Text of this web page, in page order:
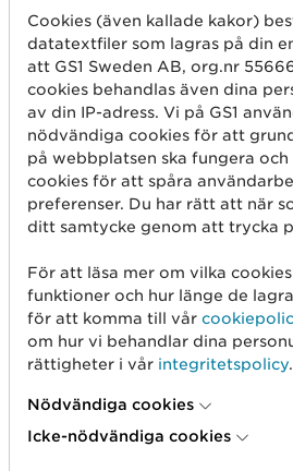
Använd GLN
Sälj på marknadsplatser
Dela artikelinformation
Mät produkten rätt
Börja med spårbarhet
Det här är vi
GS1-standarder
Användargrupper
Jobba hos oss
Cookies (även kallade kakor)
datatextfiler som lagras på din
att GS1 Sweden AB, org.nr
cookies behandlas även dina
av din IP-adress. Vi på GS1
nödvändiga cookies för att
på webbplatsen ska fungera
cookies för att spåra
preferenser. Du har rätt att när
ditt samtycke genom att trycka
För att läsa mer om vilka
funktioner och hur länge de
för att komma till vår
om hur vi behandlar dina
rättigheter i vår integritetspolicy.
Nödvändiga cookies
Icke-nödvändiga cookies